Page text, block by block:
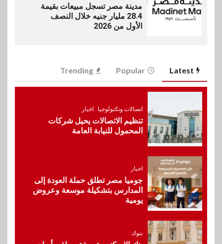
مدينة مصر تسجل مبيعات بقيمة
28.4 مليار جنيه خلال النصف
الأول من 2026
vivo تعيد تعريف مفهوم الفئة
المتوسطة مع إطلاق Y500
7 بنوك رياضة
وزير الشباب والرياضة يلتقي
المشترك
8
الحفل
Latest
Popular
Trending
اتصالات وتكنولوجيا اخبار
تنظيم الاتصالات يحيل شركات
المحمول للنيابة العامة
اخبار
جوميا مصر تطلق حملة العودة إلى
المدارس بتشكيلة موسعة وعروض
يومية
بنوك